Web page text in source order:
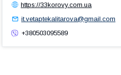
https://33korovy.com.ua
it.vetaptekalitarova@gmail.com
+380503095589